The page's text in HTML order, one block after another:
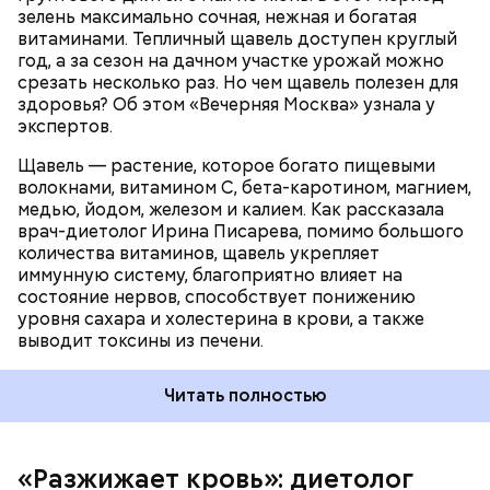
зелень максимально сочная, нежная и богатая
витаминами. Тепличный щавель доступен круглый
год, а за сезон на дачном участке урожай можно
срезать несколько раз. Но чем щавель полезен для
здоровья? Об этом «Вечерняя Москва» узнала у
экспертов.
Щавель — растение, которое богато пищевыми
волокнами, витамином С, бета-каротином, магнием,
медью, йодом, железом и калием. Как рассказала
врач-диетолог Ирина Писарева, помимо большого
количества витаминов, щавель укрепляет
иммунную систему, благоприятно влияет на
состояние нервов, способствует понижению
уровня сахара и холестерина в крови, а также
выводит токсины из печени.
Читать полностью
ПРОДУКТЫ
«Разжижает кровь»: диетолог
Диетолог отметила, что норма потребления
оказывают раздражающее действие на слизистые
оболочки кишечника и могут вызвать обострение,
— предупредила Соломатина.